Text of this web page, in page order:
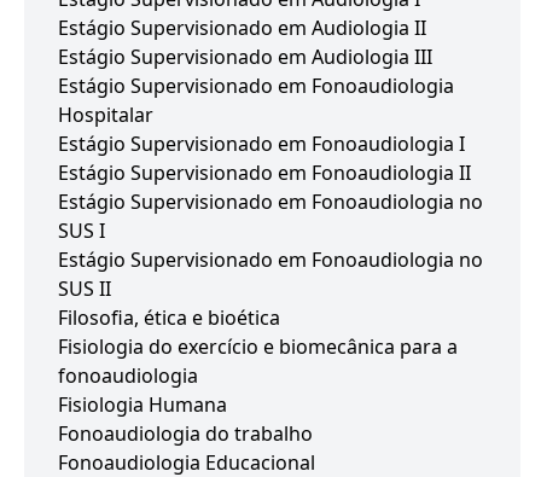
Estágio Supervisionado em Audiologia II
Estágio Supervisionado em Audiologia III
Estágio Supervisionado em Fonoaudiologia
Hospitalar
Estágio Supervisionado em Fonoaudiologia I
Estágio Supervisionado em Fonoaudiologia II
Estágio Supervisionado em Fonoaudiologia no
SUS I
Estágio Supervisionado em Fonoaudiologia no
SUS II
Filosofia, ética e bioética
Fisiologia do exercício e biomecânica para a
fonoaudiologia
Fisiologia Humana
Fonoaudiologia do trabalho
Fonoaudiologia Educacional